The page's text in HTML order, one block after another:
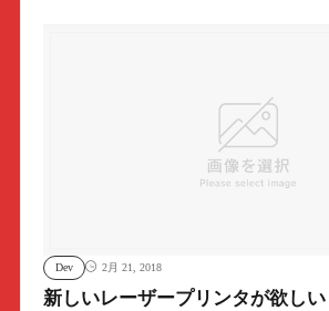
Dev 2月 21, 2018
新しいレーザープリンタが欲しい